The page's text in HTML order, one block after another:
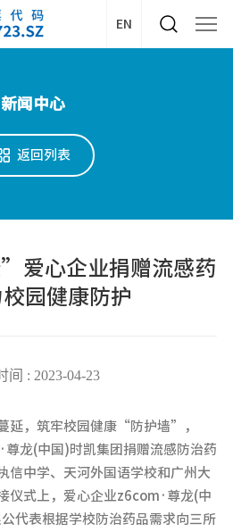
EN
新闻中心
返回列表
爱心企业捐赠流感药
园健康防护
间 : 2023-04-23
延，筑牢校园健康“防护墙”，
龙(中国)时凯集团捐赠流感防治药
信中学、天河外国语学校和广州大
仪式上，爱心企业z6com·尊龙(中
代表根据学校防治药品需求向三所